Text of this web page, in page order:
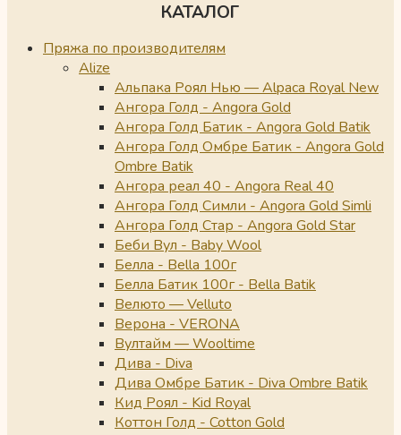
КАТАЛОГ
Пряжа по производителям
Alize
Альпака Роял Нью — Alpaca Royal New
Ангора Голд - Angora Gold
Ангора Голд Батик - Angora Gold Batik
Ангора Голд Омбре Батик - Angora Gold
Ombre Batik
Ангора реал 40 - Angora Real 40
Ангора Голд Симли - Angora Gold Simli
Ангора Голд Стар - Angora Gold Star
Беби Вул - Baby Wool
Белла - Bella 100г
Белла Батик 100г - Bella Batik
Велюто — Velluto
Верона - VERONA
Вултайм — Wooltime
Дива - Diva
Дива Омбре Батик - Diva Ombre Batik
Кид Роял - Kid Royal
Коттон Голд - Cotton Gold